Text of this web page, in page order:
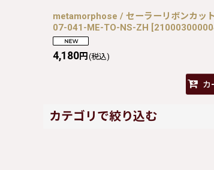
metamorphose / セーラーリボンカッ
07-041-ME-TO-NS-ZH [
4,180円 (税込)
カ
カテゴリで絞り込む